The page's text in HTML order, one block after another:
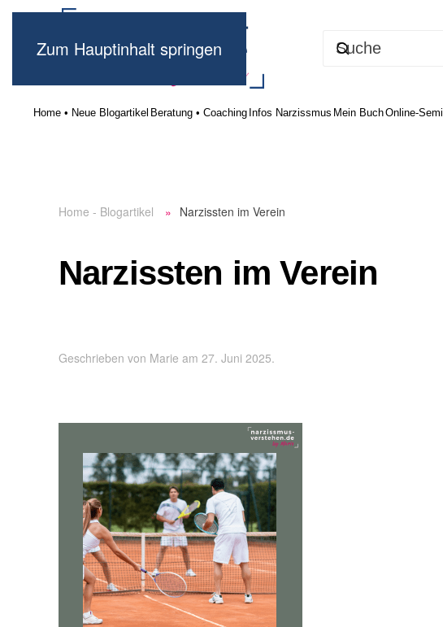
Zum Hauptinhalt springen
Home • Neue Blogartikel Beratung • Coaching Infos Narzissmus Mein BuchOnline-
Home - Blogartikel Narzissten im Verein
Narzissten im Verein
Geschrieben von Marie am 27. Juni 2025.